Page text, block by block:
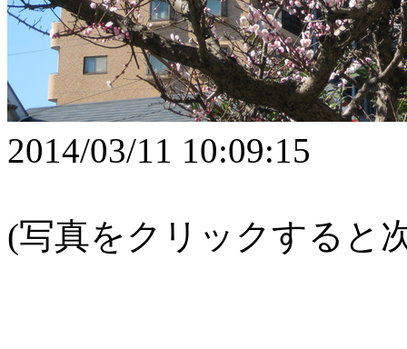
2014/03/11 10:09:15
(写真をクリックすると